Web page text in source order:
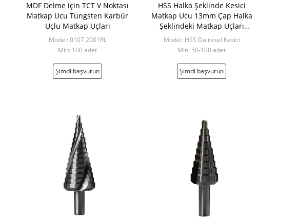
MDF Delme için TCT V Noktası
Matkap Ucu Tungsten Karbür
Uçlu Matkap Uçları
Model: 0107 2001RL
Min: 100 adet
Şimdi başvurun
HSS Halka Şeklinde Kesici
Matkap Ucu 13mm Çap Halka
Şeklindeki Matkap Uçları
Çekirdek Matkap Ucu
Model: HSS Dairesel Kesici
Min: 50-100 adet
Şimdi başvurun